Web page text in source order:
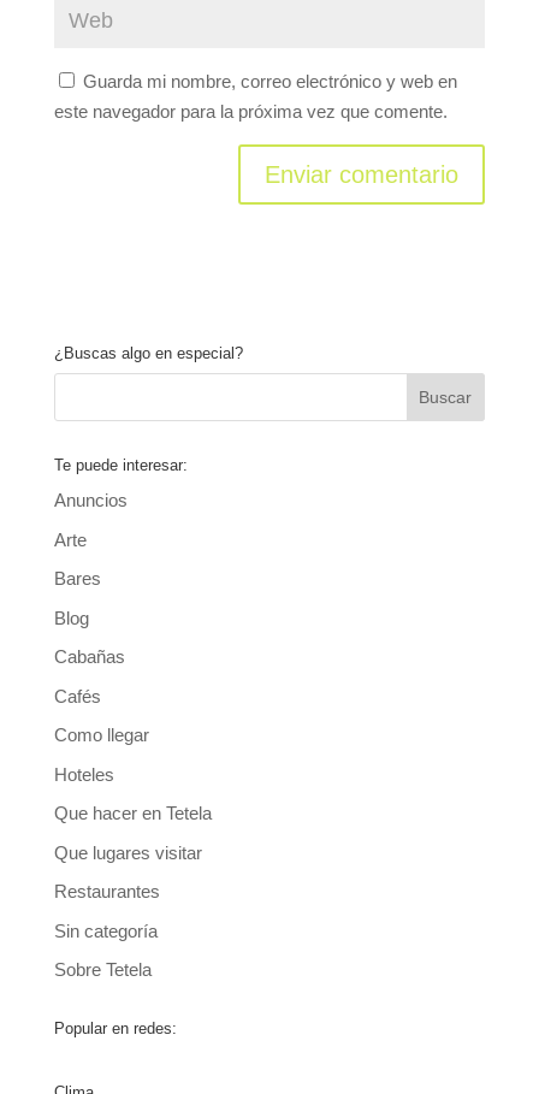
Guarda mi nombre, correo electrónico y web en
este navegador para la próxima vez que comente.
¿Buscas algo en especial?
Te puede interesar:
Anuncios
Arte
Bares
Blog
Cabañas
Cafés
Como llegar
Hoteles
Que hacer en Tetela
Que lugares visitar
Restaurantes
Sin categoría
Sobre Tetela
Popular en redes: